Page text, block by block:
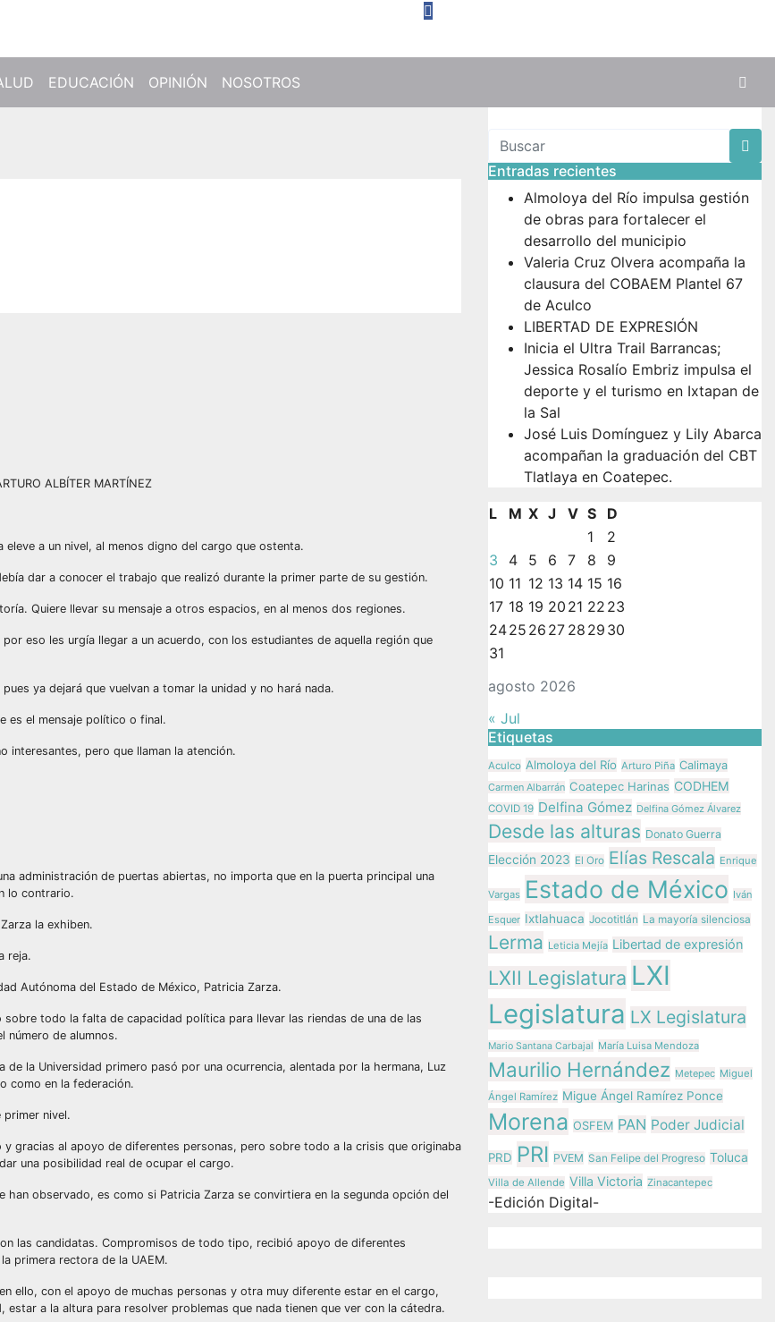
EDUCACIÓN OPINIÓN
NOSOTROS
ALBÍTER MARTÍNEZ
a un nivel, al menos digno del cargo que ostenta.
dar a conocer el trabajo que realizó durante la primer parte de su gestión.
Quiere llevar su mensaje a otros espacios, en al menos dos regiones.
eso les urgía llegar a un acuerdo, con los estudiantes de aquella región que
ya dejará que vuelvan a tomar la unidad y no hará nada.
es el mensaje político o final.
interesantes, pero que llaman la atención.
administración de puertas abiertas, no importa que en la puerta principal una
lo contrario.
la exhiben.
reja.
Autónoma del Estado de México, Patricia Zarza.
todo la falta de capacidad política para llevar las riendas de una de las
número de alumnos.
la Universidad primero pasó por una ocurrencia, alentada por la hermana, Luz
como en la federación.
nivel.
gracias al apoyo de diferentes personas, pero sobre todo a la crisis que originaba
una posibilidad real de ocupar el cargo.
observado, es como si Patricia Zarza se convirtiera en la segunda opción del
las candidatas. Compromisos de todo tipo, recibió apoyo de diferentes
primera rectora de la UAEM.
ello, con el apoyo de muchas personas y otra muy diferente estar en el cargo,
a la altura para resolver problemas que nada tienen que ver con la cátedra.
Entradas recientes
Almoloya del Río impulsa gestión
de obras para fortalecer el
desarrollo del municipio
Valeria Cruz Olvera acompaña la
clausura del COBAEM Plantel 67
de Aculco
LIBERTAD DE EXPRESIÓN
Inicia el Ultra Trail Barrancas;
Jessica Rosalío Embriz impulsa el
deporte y el turismo en Ixtapan de
la Sal
José Luis Domínguez y Lily Abarca
acompañan la graduación del CBT
Tlatlaya en Coatepec.
agosto 2026
L M X J V S
D
1
2
3
4 5 6 7 8
9
10 11 12 13 14 15 16
17 18 19 20 21 22 23
2425 26 27 28 29 30
31
« Jul
Etiquetas
Aculco Almoloya del Río Arturo Piña Calimaya
Carmen Albarrán Coatepec Harinas CODHEM
COVID 19 Delfina Gómez Delfina Gómez Álvarez
Desde las alturas Donato Guerra
Elección 2023 El Oro Elías Rescala Enrique
Vargas Estado de México Iván
Esquer Ixtlahuaca Jocotitlán La mayoría silenciosa
Lerma Leticia Mejía Libertad de expresión
LXII Legislatura LXI
Legislatura LX Legislatura
Mario Santana Carbajal María Luisa Mendoza
Maurilio Hernández Metepec Miguel
Ángel Ramírez Migue Ángel Ramírez Ponce
Morena OSFEM PAN Poder Judicial
PRD PRI PVEM San Felipe del Progreso Toluca
Villa de Allende Villa Victoria Zinacantepec
-Edición Digital-